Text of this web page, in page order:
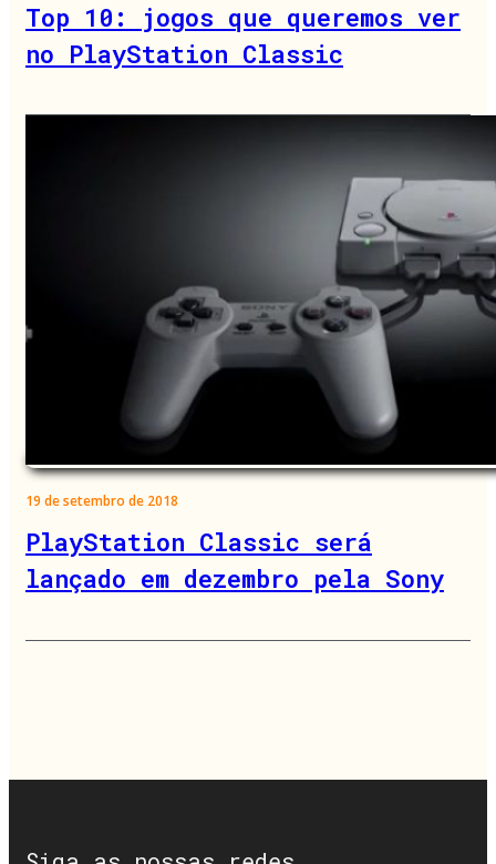
Top 10: jogos que queremos ver
no PlayStation Classic
19 de setembro de 2018
PlayStation Classic será
lançado em dezembro pela Sony